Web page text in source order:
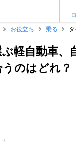
お役立ち 乗る
軽自動車、
のはどれ？